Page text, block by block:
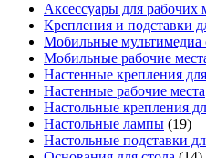
Аксессуары для рабочих
Крепления и подставки
Мобильные мультимедиа
Мобильные рабочие
Настенные крепления
Настенные рабочие места
Настольные крепления
Настольные лампы (19)
Настольные подставки